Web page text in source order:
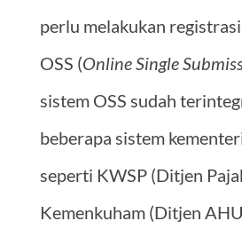
perlu melakukan registrasi
OSS (Online Single
sistem OSS sudah
beberapa sistem
seperti KWSP (Ditjen
Kemenkuham (Ditjen